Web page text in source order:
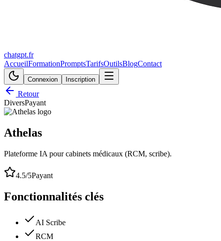
chatgpt.fr
AccueilFormationPromptsTarifsOutilsBlogContact
Connexion Inscription
Retour
DiversPayant
Athelas
Plateforme IA pour cabinets médicaux (RCM, scribe).
4.5/5Payant
Fonctionnalités clés
AI Scribe
RCM